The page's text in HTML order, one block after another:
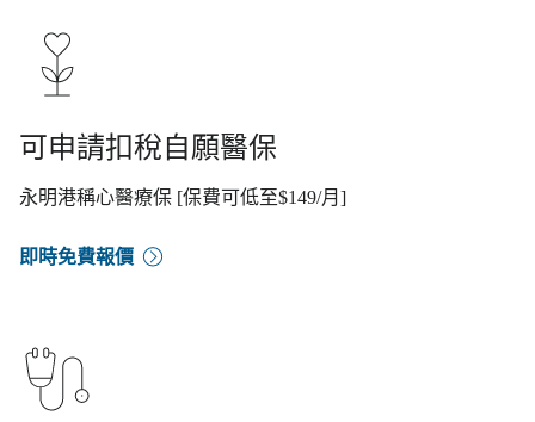
可申請扣稅自願醫保
永明港稱心醫療保 [保費可低至$149/月]
即時免費報價